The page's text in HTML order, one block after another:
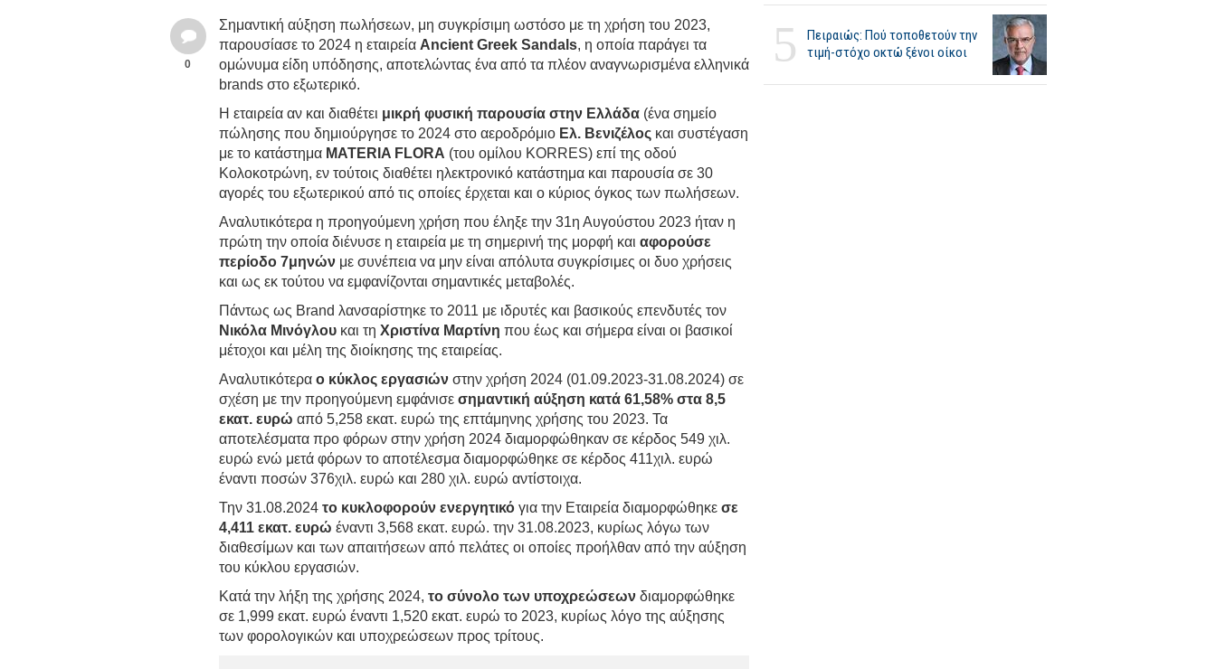
0
Σημαντική αύξηση πωλήσεων, μη συγκρίσιμη ωστόσο με τη χρήση του 2023,
παρουσίασε το 2024 η εταιρεία Ancient Greek Sandals, η οποία παράγει τα
ομώνυμα είδη υπόδησης, αποτελώντας ένα από τα πλέον αναγνωρισμένα ελληνικά
brands στο εξωτερικό.
Η εταιρεία αν και διαθέτει μικρή φυσική παρουσία στην Ελλάδα (ένα σημείο
πώλησης που δημιούργησε το 2024 στο αεροδρόμιο Ελ. Βενιζέλος και συστέγαση
με το κατάστημα MATERIA FLORA (του ομίλου KORRES) επί της οδού
Κολοκοτρώνη, εν τούτοις διαθέτει ηλεκτρονικό κατάστημα και παρουσία σε 30
αγορές του εξωτερικού από τις οποίες έρχεται και ο κύριος όγκος των πωλήσεων.
Αναλυτικότερα η προηγούμενη χρήση που έληξε την 31η Αυγούστου 2023 ήταν η
πρώτη την οποία διένυσε η εταιρεία με τη σημερινή της μορφή και αφορούσε
περίοδο 7μηνών με συνέπεια να μην είναι απόλυτα συγκρίσιμες οι δυο χρήσεις
και ως εκ τούτου να εμφανίζονται σημαντικές μεταβολές.
Πάντως ως Brand λανσαρίστηκε το 2011 με ιδρυτές και βασικούς επενδυτές τον
Νικόλα Μινόγλου και τηΧριστίνα Μαρτίνη που έως και σήμερα είναι οι βασικοί
μέτοχοι και μέλη της διοίκησης της εταιρείας.
Αναλυτικότερα ο κύκλος εργασιών στην χρήση 2024 (01.09.2023-31.08.2024) σε
σχέση με την προηγούμενη εμφάνισεσημαντική αύξηση κατά 61,58% στα 8,5
εκατ. ευρώ από 5,258 εκατ. ευρώ της επτάμηνης χρήσης του 2023. Τα
αποτελέσματα προ φόρων στην χρήση 2024 διαμορφώθηκαν σε κέρδος 549 χιλ.
ευρώ ενώ μετά φόρων το αποτέλεσμα διαμορφώθηκε σε κέρδος 411χιλ. ευρώ
έναντι ποσών 376χιλ. ευρώ και 280 χιλ. ευρώ αντίστοιχα.
Την 31.08.2024το κυκλοφορούν ενεργητικό για την Εταιρεία διαμορφώθηκεσε
4,411 εκατ. ευρώ έναντι 3,568 εκατ. ευρώ. την 31.08.2023, κυρίως λόγω των
διαθεσίμων και των απαιτήσεων από πελάτες οι οποίες προήλθαν από την αύξηση
του κύκλου εργασιών.
Κατά την λήξη της χρήσης 2024,το σύνολο των υποχρεώσεων διαμορφώθηκε
σε 1,999 εκατ. ευρώ έναντι 1,520 εκατ. ευρώ το 2023, κυρίως λόγο της αύξησης
των φορολογικών και υποχρεώσεων προς τρίτους.
5
Πειραιώς: Πού τοποθετούν την
τιμή-στόχο οκτώ ξένοι οίκοι